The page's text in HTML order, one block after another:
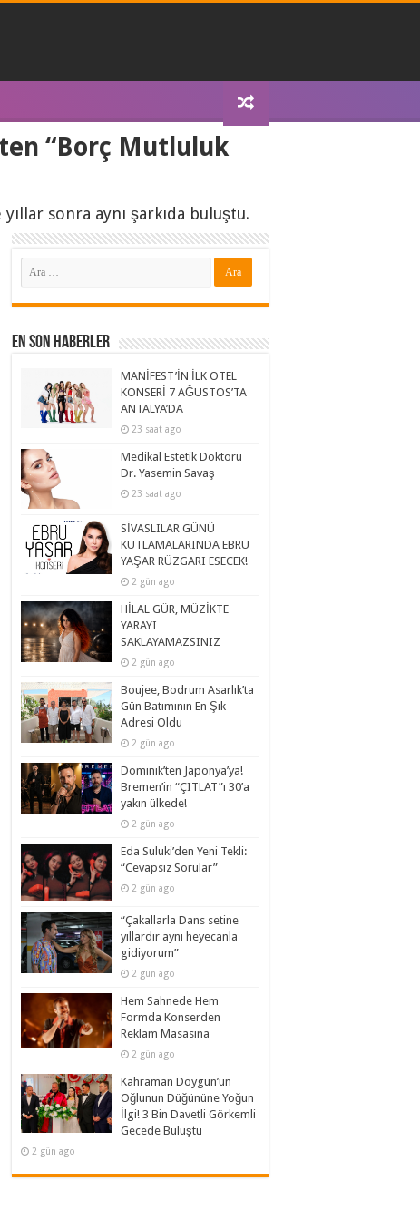
“Borç Mutluluk
sonra aynı şarkıda buluştu.
En Son Haberler
MANİFEST’İN İLK OTEL
KONSERİ 7 AĞUSTOS’TA
ANTALYA’DA
23 saat ago
Medikal Estetik Doktoru
Dr. Yasemin Savaş
23 saat ago
SİVASLILAR GÜNÜ
KUTLAMALARINDA EBRU
YAŞAR RÜZGARI ESECEK!
2 gün ago
HİLAL GÜR, MÜZİKTE
YARAYI
SAKLAYAMAZSINIZ
2 gün ago
Boujee, Bodrum Asarlık’ta
Gün Batımının En Şık
Adresi Oldu
2 gün ago
Dominik’ten Japonya’ya!
Bremen’in “ÇITLAT”ı 30’a
yakın ülkede!
2 gün ago
Eda Suluki’den Yeni Tekli:
“Cevapsız Sorular”
2 gün ago
“Çakallarla Dans setine
yıllardır aynı heyecanla
gidiyorum”
2 gün ago
Hem Sahnede Hem
Formda Konserden
Reklam Masasına
2 gün ago
Kahraman Doygun’un
Oğlunun Düğününe Yoğun
İlgi! 3 Bin Davetli Görkemli
Gecede Buluştu
2 gün ago